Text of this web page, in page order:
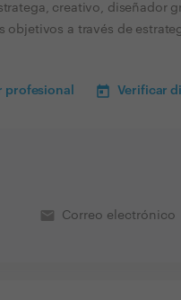
creativo, diseñador
objetivos a través de
profesional Verificar
email Correo electrónico